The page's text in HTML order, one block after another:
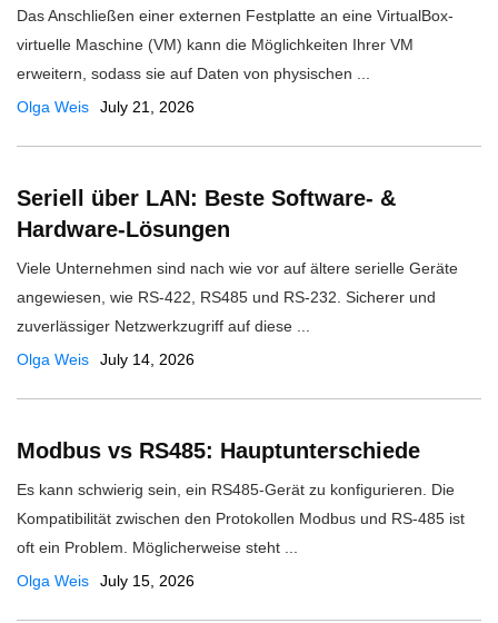
Das Anschließen einer externen Festplatte an eine VirtualBox-
virtuelle Maschine (VM) kann die Möglichkeiten Ihrer VM
erweitern, sodass sie auf Daten von physischen ...
Olga Weis
July 21, 2026
Seriell über LAN: Beste Software- &
Hardware-Lösungen
Viele Unternehmen sind nach wie vor auf ältere serielle Geräte
angewiesen, wie RS-422, RS485 und RS-232. Sicherer und
zuverlässiger Netzwerkzugriff auf diese ...
Olga Weis
July 14, 2026
Modbus vs RS485: Hauptunterschiede
Es kann schwierig sein, ein RS485-Gerät zu konfigurieren. Die
Kompatibilität zwischen den Protokollen Modbus und RS-485 ist
oft ein Problem. Möglicherweise steht ...
Olga Weis
July 15, 2026